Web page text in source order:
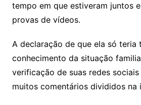
tempo em que estiveram juntos
provas de vídeos.
A declaração de que ela só teria
conhecimento da situação
verificação de suas redes
muitos comentários divididos na